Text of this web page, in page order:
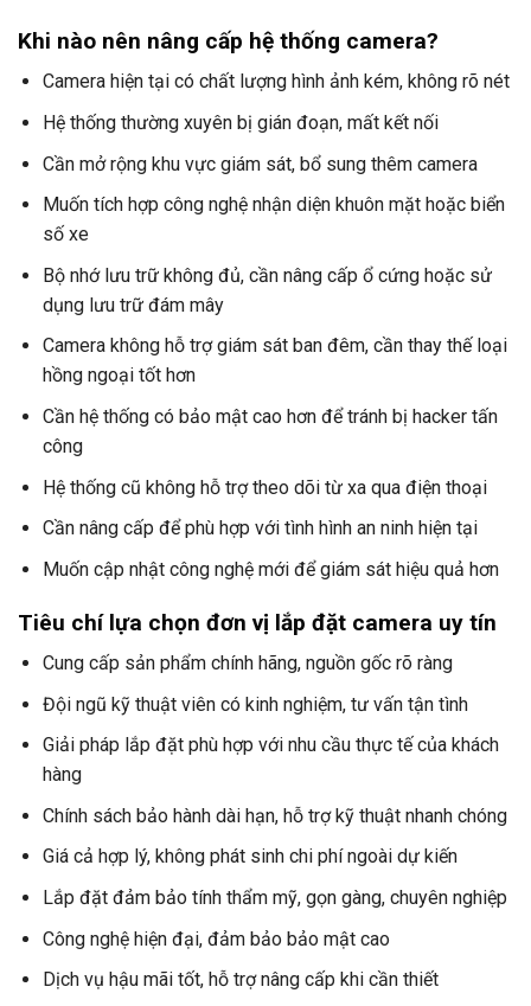
Khi nào nên nâng cấp hệ thống camera?
Camera hiện tại có chất lượng hình ảnh kém, không rõ nét
Hệ thống thường xuyên bị gián đoạn, mất kết nối
Cần mở rộng khu vực giám sát, bổ sung thêm camera
Muốn tích hợp công nghệ nhận diện khuôn mặt hoặc biển
số xe
Bộ nhớ lưu trữ không đủ, cần nâng cấp ổ cứng hoặc sử
dụng lưu trữ đám mây
Camera không hỗ trợ giám sát ban đêm, cần thay thế loại
hồng ngoại tốt hơn
Cần hệ thống có bảo mật cao hơn để tránh bị hacker tấn
công
Hệ thống cũ không hỗ trợ theo dõi từ xa qua điện thoại
Cần nâng cấp để phù hợp với tình hình an ninh hiện tại
Muốn cập nhật công nghệ mới để giám sát hiệu quả hơn
Tiêu chí lựa chọn đơn vị lắp đặt camera uy tín
Cung cấp sản phẩm chính hãng, nguồn gốc rõ ràng
Đội ngũ kỹ thuật viên có kinh nghiệm, tư vấn tận tình
Giải pháp lắp đặt phù hợp với nhu cầu thực tế của khách
hàng
Chính sách bảo hành dài hạn, hỗ trợ kỹ thuật nhanh chóng
Giá cả hợp lý, không phát sinh chi phí ngoài dự kiến
Lắp đặt đảm bảo tính thẩm mỹ, gọn gàng, chuyên nghiệp
Công nghệ hiện đại, đảm bảo bảo mật cao
Dịch vụ hậu mãi tốt, hỗ trợ nâng cấp khi cần thiết